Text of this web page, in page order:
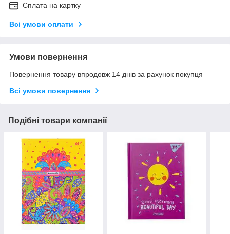
Сплата на картку
Всі умови оплати
Умови повернення
Повернення товару впродовж 14 днів за рахунок покупця
Всі умови повернення
Подібні товари компанії